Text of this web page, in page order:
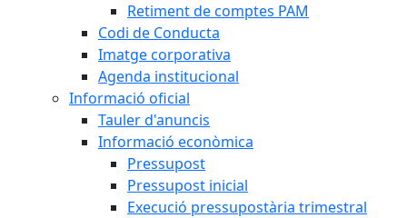
Retiment de comptes PAM
Codi de Conducta
Imatge corporativa
Agenda institucional
Informació oficial
Tauler d'anuncis
Informació econòmica
Pressupost
Pressupost inicial
Execució pressupostària trimestral